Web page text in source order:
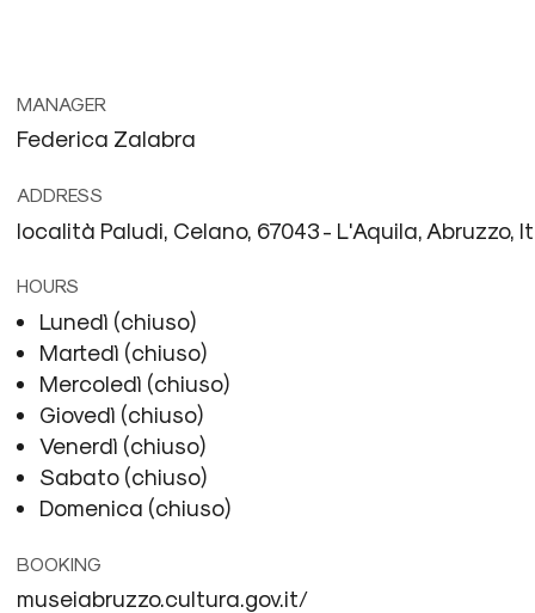
MANAGER
Federica Zalabra
ADDRESS
località Paludi, Celano, 67043 - L'Aquila, Abruzzo,
HOURS
Lunedì (chiuso)
Martedì (chiuso)
Mercoledì (chiuso)
Giovedì (chiuso)
Venerdì (chiuso)
Sabato (chiuso)
Domenica (chiuso)
BOOKING
museiabruzzo.cultura.gov.it/